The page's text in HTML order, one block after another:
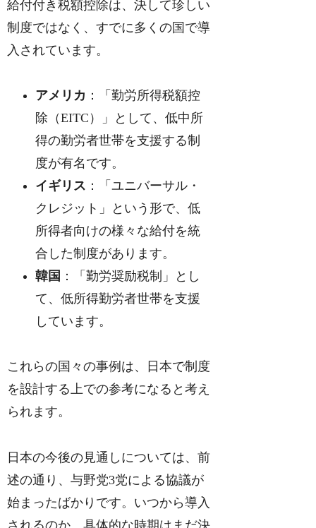
給付付き税額控除は、決して珍しい
制度ではなく、すでに多くの国で導
入されています。
アメリカ ：「勤労所得税額控
除（EITC）」として、低中所
得の勤労者世帯を支援する制
度が有名です。
イギリス ：「ユニバーサル・
クレジット」という形で、低
所得者向けの様々な給付を統
合した制度があります。
韓国 ：「勤労奨励税制」とし
て、低所得勤労者世帯を支援
しています。
これらの国々の事例は、日本で制度
を設計する上での参考になると考え
られます。
日本の今後の見通しについては、前
述の通り、与野党3党による協議が
始まったばかりです。いつから導入
されるのか、具体的な時期はまだ決